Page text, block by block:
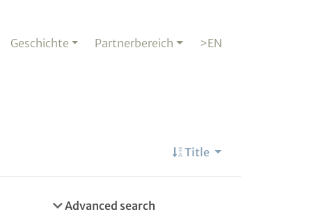
Geschichte Partnerbereich >EN
Title
Advanced search